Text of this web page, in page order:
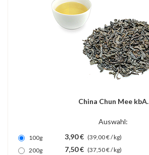
China Chun Mee kbA.
Auswahl:
100g 3,90 € (39,00 € / kg)
200g
7,50 € (37,50 € / kg)